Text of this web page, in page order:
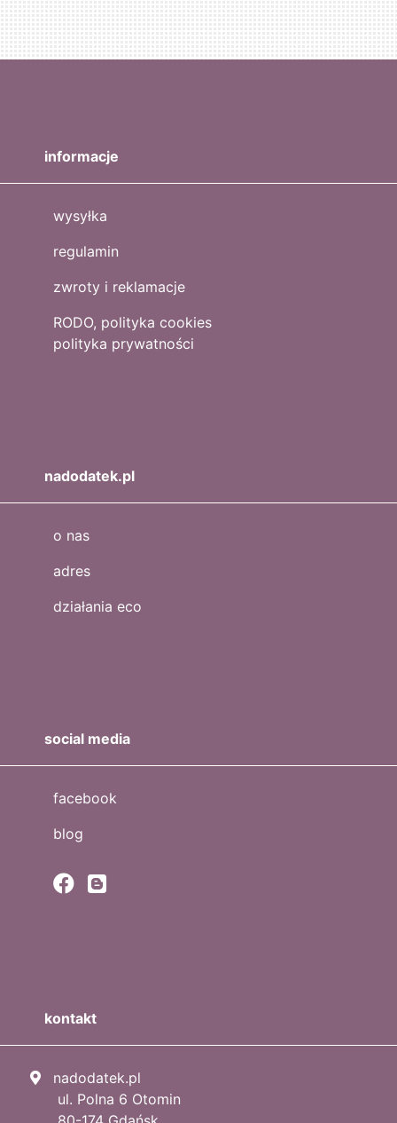
informacje
wysyłka
regulamin
zwroty i reklamacje
RODO, polityka cookies
polityka prywatności
nadodatek.pl
o nas
adres
działania eco
social media
facebook
blog
kontakt
nadodatek.pl
ul. Polna 6 Otomin